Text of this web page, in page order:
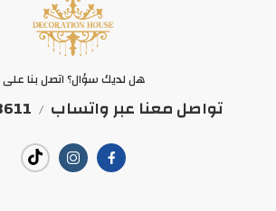
هل لديك سؤال؟ اتصل بنا على
تواصل معنا عبر واتساب /